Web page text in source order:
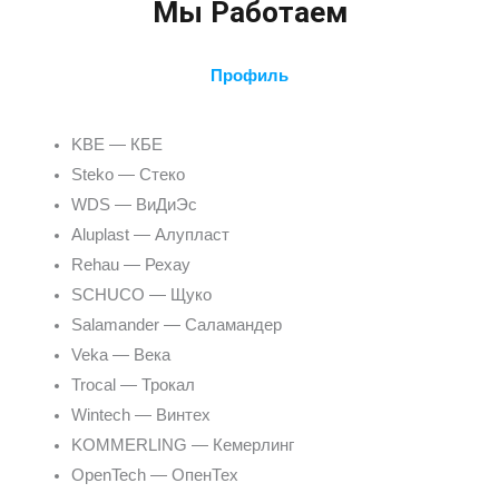
Мы Работаем
Профиль
KBE — КБЕ
Steko — Стеко
WDS — ВиДиЭс
Aluplast — Алупласт
Rehau — Рехау
SCHUCO — Щуко
Salamander — Саламандер
Veka — Века
Trocal — Трокал
Wintech — Винтех
KOMMERLING — Кемерлинг
OpenTech — ОпенТех